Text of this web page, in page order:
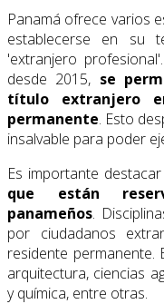
Panamá ofrece varios
establecerse en su
'extranjero
desde 2015, se
título extranjero
permanente. Esto
insalvable para poder
Es importante
que están
panameños.
por ciudadanos
residente permanente.
arquitectura, ciencias
y química, entre otras.